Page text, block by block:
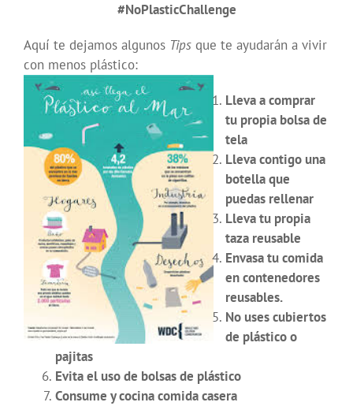
#NoPlasticChallenge
Aquí te dejamos algunos Tips que te ayudarán a vivir
con menos plástico:
Lleva a comprar
tu propia bolsa de
tela
Lleva contigo una
botella que
puedas rellenar
Lleva tu propia
taza reusable
Envasa tu comida
en contenedores
reusables.
No uses cubiertos
de plástico o
pajitas
Evita el uso de bolsas de plástico
Consume y cocina comida casera